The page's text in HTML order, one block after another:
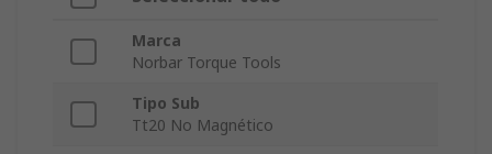
Marca
Norbar Torque Tools
Tipo Sub
Tt20 No Magnético